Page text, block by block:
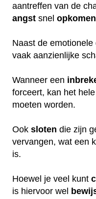
aantreffen van de
angst snel opkomen
Naast de
vaak aanzienlijke
Wanneer een
forceert, kan het
moeten worden.
Ook sloten die zijn
vervangen, wat een
is.
Hoewel je veel kunt
is hiervoor wel